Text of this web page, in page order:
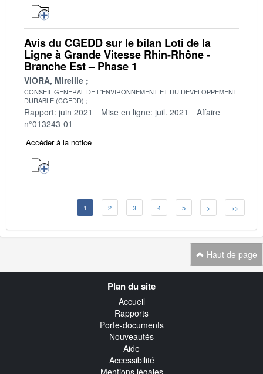
Avis du CGEDD sur le bilan Loti de la
Ligne à Grande Vitesse Rhin-Rhône -
Branche Est – Phase 1
VIORA, Mireille
CONSEIL GENERAL DE L'ENVIRONNEMENT ET DU DEVELOPPEMENT
DURABLE (CGEDD)
Rapport: juin 2021 Mise en ligne: juil. 2021
Affaire
n°013243-01
Accéder à la notice
1 2 3 4 5 > >>
Haut de page
Plan du site
Accueil
Rapports
Porte-documents
Nouveautés
Aide
Accessibilité